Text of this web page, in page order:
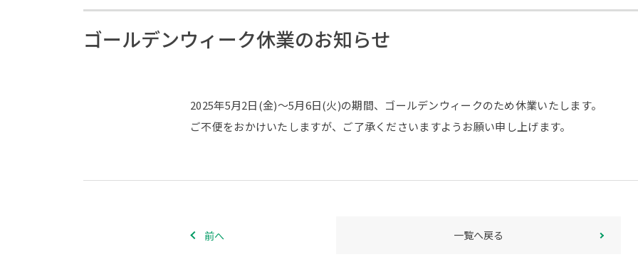
ゴールデンウィーク休業のお知らせ
2025年5月2日(金)～5月6日(火)の期間、ゴールデンウィークのため休業いたします。
ご不便をおかけいたしますが、ご了承くださいますようお願い申し上げます。
前へ 一覧へ戻る